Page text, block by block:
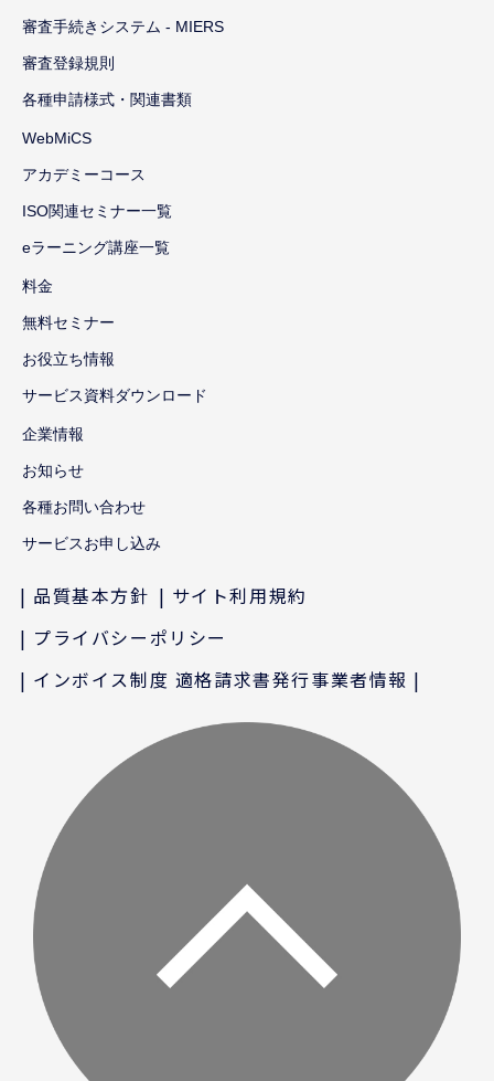
審査手続きシステム - MIERS
審査登録規則
各種申請様式・関連書類
WebMiCS
アカデミーコース
ISO関連セミナー一覧
eラーニング講座一覧
料金
無料セミナー
お役立ち情報
サービス資料ダウンロード
企業情報
お知らせ
各種お問い合わせ
サービスお申し込み
品質基本方針
サイト利用規約
プライバシーポリシー
インボイス制度 適格請求書発行事業者情報